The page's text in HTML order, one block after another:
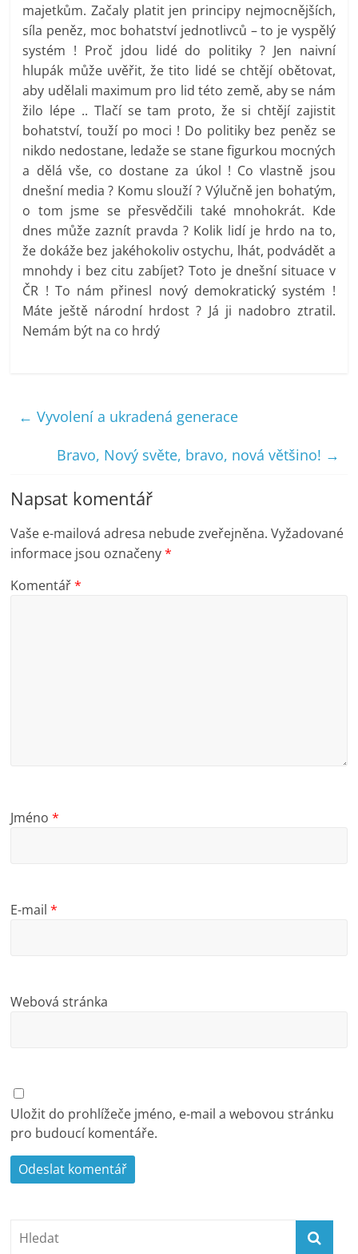
majetkům. Začaly platit jen principy nejmocnějších,
síla peněz, moc bohatství jednotlivců – to je vyspělý
systém ! Proč jdou lidé do politiky ? Jen naivní
hlupák může uvěřit, že tito lidé se chtějí obětovat,
aby udělali maximum pro lid této země, aby se nám
žilo lépe .. Tlačí se tam proto, že si chtějí zajistit
bohatství, touží po moci ! Do politiky bez peněz se
nikdo nedostane, ledaže se stane figurkou mocných
a dělá vše, co dostane za úkol ! Co vlastně jsou
dnešní media ? Komu slouží ? Výlučně jen bohatým,
o tom jsme se přesvědčili také mnohokrát. Kde
dnes může zaznít pravda ? Kolik lidí je hrdo na to,
že dokáže bez jakéhokoliv ostychu, lhát, podvádět a
mnohdy i bez citu zabíjet? Toto je dnešní situace v
ČR ! To nám přinesl nový demokratický systém !
Máte ještě národní hrdost ? Já ji nadobro ztratil.
Nemám být na co hrdý
← Vyvolení a ukradená generace
Bravo, Nový světe, bravo, nová většino! →
Napsat komentář
Vaše e-mailová adresa nebude zveřejněna. Vyžadované
informace jsou označeny*
Komentář*
Jméno*
E-mail*
Webová stránka
Uložit do prohlížeče jméno, e-mail a webovou stránku
pro budoucí komentáře.